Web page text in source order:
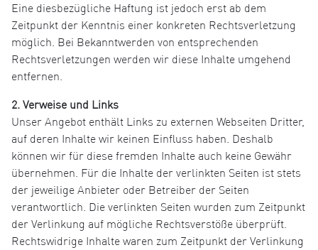
Eine diesbezügliche Haftung ist jedoch erst ab dem
Zeitpunkt der Kenntnis einer konkreten Rechtsverletzung
möglich. Bei Bekanntwerden von entsprechenden
Rechtsverletzungen werden wir diese Inhalte umgehend
entfernen.
2. Verweise und Links
Unser Angebot enthält Links zu externen Webseiten Dritter,
auf deren Inhalte wir keinen Einfluss haben. Deshalb
können wir für diese fremden Inhalte auch keine Gewähr
übernehmen. Für die Inhalte der verlinkten Seiten ist stets
der jeweilige Anbieter oder Betreiber der Seiten
verantwortlich. Die verlinkten Seiten wurden zum Zeitpunkt
der Verlinkung auf mögliche Rechtsverstöße überprüft.
Rechtswidrige Inhalte waren zum Zeitpunkt der Verlinkung